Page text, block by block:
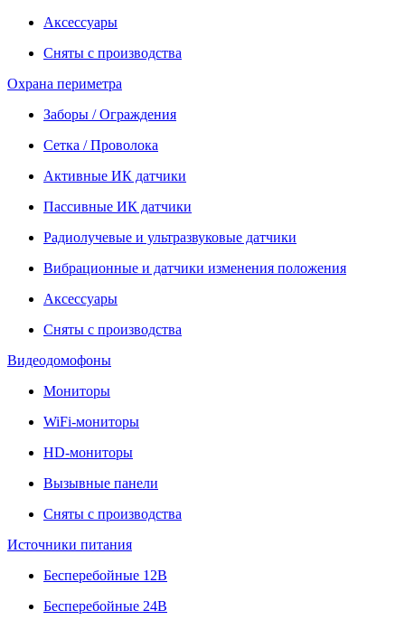
Аксессуары
Сняты с производства
Охрана периметра
Заборы / Ограждения
Сетка / Проволока
Активные ИК датчики
Пассивные ИК датчики
Радиолучевые и ультразвуковые датчики
Вибрационные и датчики изменения положения
Аксессуары
Сняты с производства
Видеодомофоны
Мониторы
WiFi-мониторы
HD-мониторы
Вызывные панели
Сняты с производства
Источники питания
Бесперебойные 12В
Бесперебойные 24В